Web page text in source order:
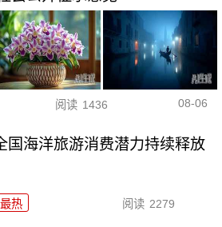
阅读 1436 08-06
国海洋旅游消费潜力持续释放
最热 阅读 2279